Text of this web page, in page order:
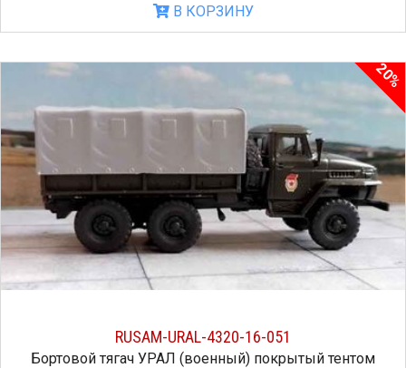
В КОРЗИНУ
RUSAM-URAL-4320-16-051
Бортовой тягач УРАЛ (военный) покрытый тентом
20%